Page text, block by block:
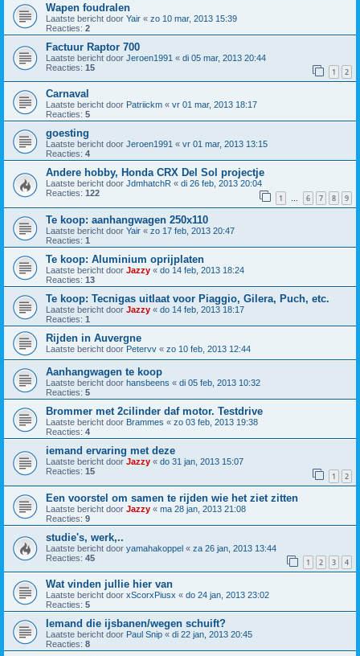
Wapen foudralen
Laatste bericht door Yair « zo 10 mar, 2013 15:39
Reacties: 2
Factuur Raptor 700
Laatste bericht door Jeroen1991 « di 05 mar, 2013 20:44
Reacties: 15 1 2
Carnaval
Laatste bericht door Patriickm « vr 01 mar, 2013 18:17
Reacties: 5
goesting
Laatste bericht door Jeroen1991 « vr 01 mar, 2013 13:15
Reacties: 4
Andere hobby, Honda CRX Del Sol projectje
Laatste bericht door JdmhatchR « di 26 feb, 2013 20:04
Reacties: 122 1 … 6 7 8 9
Te koop: aanhangwagen 250x110
Laatste bericht door Yair « zo 17 feb, 2013 20:47
Reacties: 1
Te koop: Aluminium oprijplaten
Laatste bericht door Jazzy « do 14 feb, 2013 18:24
Reacties: 13
Te koop: Tecnigas uitlaat voor Piaggio, Gilera, Puch, etc.
Laatste bericht door Jazzy « do 14 feb, 2013 18:17
Reacties: 1
Rijden in Auvergne
Laatste bericht door Petervv « zo 10 feb, 2013 12:44
Aanhangwagen te koop
Laatste bericht door hansbeens « di 05 feb, 2013 10:32
Reacties: 5
Brommer met 2cilinder daf motor. Testdrive
Laatste bericht door Brammes « zo 03 feb, 2013 19:38
Reacties: 4
iemand ervaring met deze
Laatste bericht door Jazzy « do 31 jan, 2013 15:07
Reacties: 15 1 2
Een voorstel om samen te rijden wie het ziet zitten
Laatste bericht door Jazzy « ma 28 jan, 2013 21:08
Reacties: 9
studie's, werk,..
Laatste bericht door yamahakoppel « za 26 jan, 2013 13:44
Reacties: 45 1 2 3 4
Wat vinden jullie hier van
Laatste bericht door xScorxPiusx « do 24 jan, 2013 23:02
Reacties: 5
Iemand die ijsbanen/wegen schuift?
Laatste bericht door Paul Snip « di 22 jan, 2013 20:45
Reacties: 8